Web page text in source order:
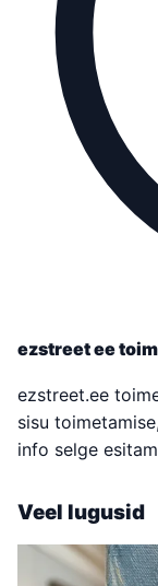
ezstreet ee
ezstreet.ee
sisu
info selge
Veel lugusid